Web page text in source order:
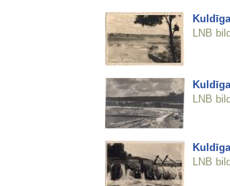
LNB
LNB
LNB